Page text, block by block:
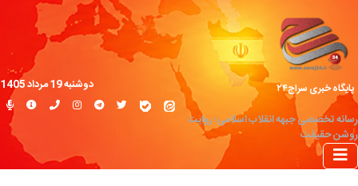
پایگاه خبری سراج۲۴
رسانه تخصصی جبهه انقلاب اسلامی؛ روایت
روشن حقیقت
دوشنبه 19 مرداد 1405